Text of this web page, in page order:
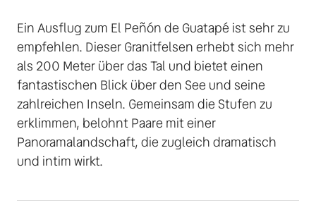
Ein Ausflug zum El Peñón de Guatapé ist sehr zu
empfehlen. Dieser Granitfelsen erhebt sich mehr
als 200 Meter über das Tal und bietet einen
fantastischen Blick über den See und seine
zahlreichen Inseln. Gemeinsam die Stufen zu
erklimmen, belohnt Paare mit einer
Panoramalandschaft, die zugleich dramatisch
und intim wirkt.